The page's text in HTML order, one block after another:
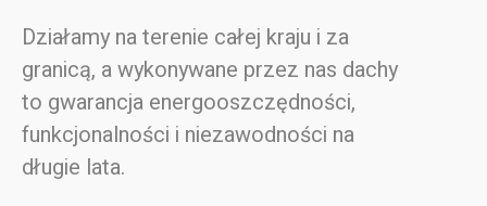
Działamy na terenie całej kraju i za
granicą, a wykonywane przez nas dachy
to gwarancja energooszczędności,
funkcjonalności i niezawodności na
długie lata.